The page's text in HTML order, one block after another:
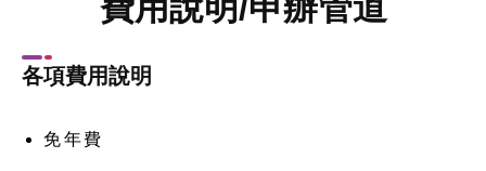
各項費用說明
免年費